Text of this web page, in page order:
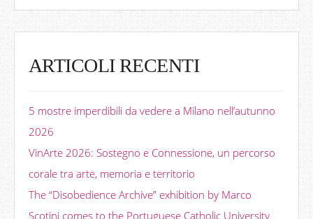
ARTICOLI RECENTI
5 mostre imperdibili da vedere a Milano nell’autunno
2026
VinArte 2026: Sostegno e Connessione, un percorso
corale tra arte, memoria e territorio
The “Disobedience Archive” exhibition by Marco
Scotini comes to the Portuguese Catholic University